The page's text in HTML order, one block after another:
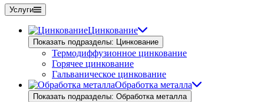
Услуги
Цинкование
Показать подразделы: Цинкование
Термодиффузионное цинкование
Горячее цинкование
Гальваническое цинкование
Обработка металла
Показать подразделы: Обработка металла